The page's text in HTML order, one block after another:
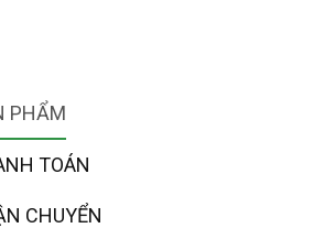
PHẨM
TOÁN
CHUYỂN